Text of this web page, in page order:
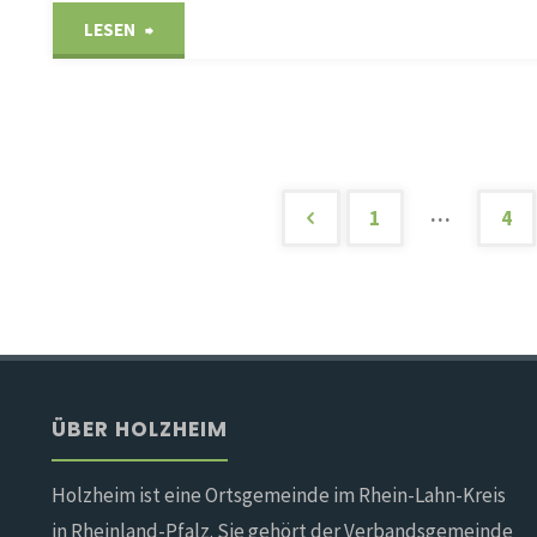
LESEN "Holzheim
der
1 … 4
ÜBER HOLZHEIM
Holzheim ist eine Ortsgemeinde im Rhein-Lahn-Kreis
in Rheinland-Pfalz. Sie gehört der Verbandsgemeinde